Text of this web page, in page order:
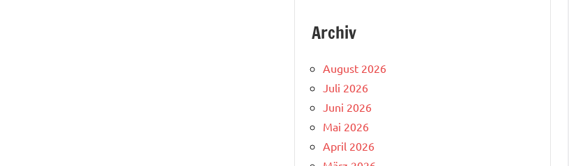
Archiv
August 2026
Juli 2026
Juni 2026
Mai 2026
April 2026